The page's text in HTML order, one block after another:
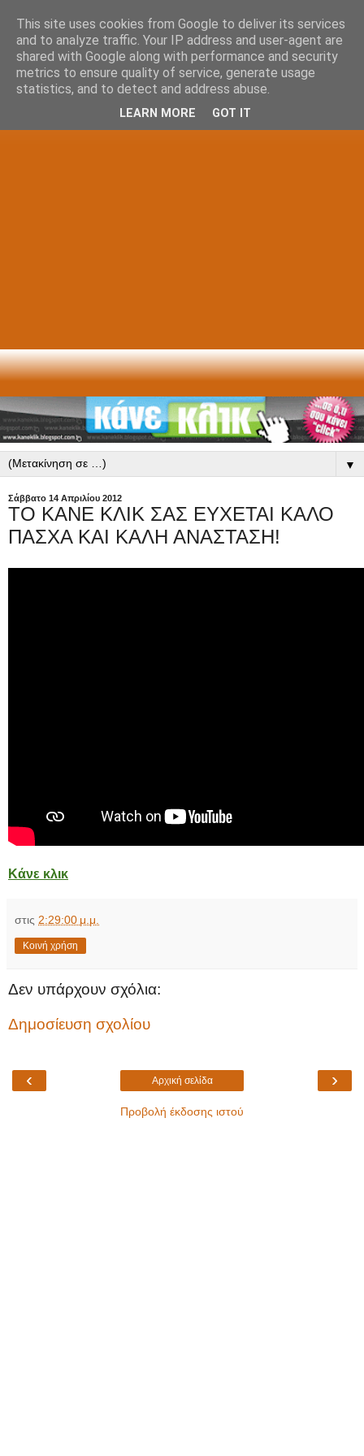
▼
Σάββατο 14 Απριλίου 2012
ΤΟ ΚΑΝΕ ΚΛΙΚ ΣΑΣ ΕΥΧΕΤΑΙ ΚΑΛΟ
ΠΑΣΧΑ ΚΑΙ ΚΑΛΗ ΑΝΑΣΤΑΣΗ!
Κάνε κλικ
στις 2:29:00 μ.μ.
Κοινή χρήση
Δεν υπάρχουν σχόλια:
Δημοσίευση σχολίου
‹ ›
Αρχική σελίδα
Προβολή έκδοσης ιστού
This site uses cookies from Google to deliver its services
and to analyze traffic. Your IP address and user-agent are
shared with Google along with performance and security
metrics to ensure quality of service, generate usage
statistics, and to detect and address abuse.
LEARN MORE GOT IT